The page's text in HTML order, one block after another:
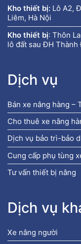
Kho thiết bị: Lô A2,
Liêm, Hà Nội
Kho thiết bị: Thôn
lô đất sau ĐH Thành
Dịch vụ
Bán xe nâng hàng –
Cho thuê xe nâng
Dịch vụ bảo trì-bảo
Cung cấp phụ tùng
Tư vấn thiết bị nâng
Dịch vụ
Xe nâng người